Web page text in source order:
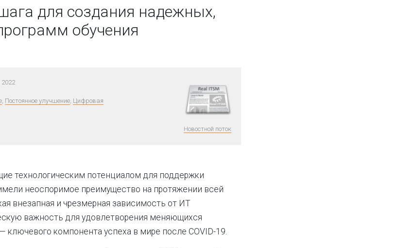
для создания надежных,
обучения
, Постоянное улучшение, Цифровая
Новостной поток
технологическим потенциалом для поддержки
неоспоримое преимущество на протяжении всей
внезапная и чрезмерная зависимость от ИТ
важность для удовлетворения меняющихся
ключевого компонента успеха в мире после COVID-19.